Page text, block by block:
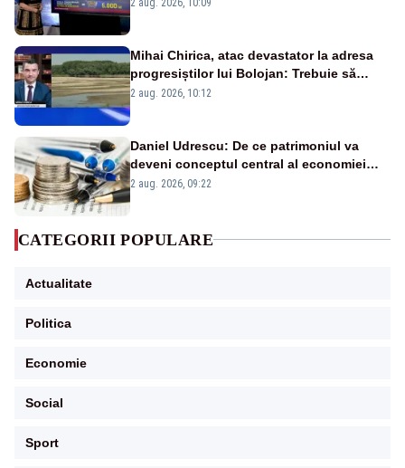
Mihai Chirica, atac devastator la adresa
progresiștilor lui Bolojan: Trebuie să
protejăm și natura, dar nu șținem omaneii
2 aug. 2026, 10:12
Daniel Udrescu: De ce patrimoniul va
deveni conceptul central al economiei
viitoare?
2 aug. 2026, 09:22
CATEGORII POPULARE
Actualitate
Politica
Economie
Social
Sport